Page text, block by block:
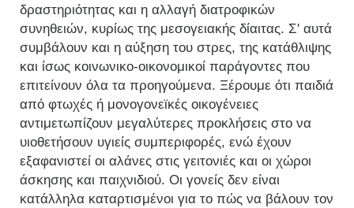
δραστηριότητας και η αλλαγή διατροφικών
συνηθειών, κυρίως της μεσογειακής δίαιτας. Σ' αυτά
συμβάλουν και η αύξηση του στρες, της κατάθλιψης
και ίσως κοινωνικο-οικονομικοί παράγοντες που
επιτείνουν όλα τα προηγούμενα. Ξέρουμε ότι παιδιά
από φτωχές ή μονογονεϊκές οικογένειες
αντιμετωπίζουν μεγαλύτερες προκλήσεις στο να
υιοθετήσουν υγιείς συμπεριφορές, ενώ έχουν
εξαφανιστεί οι αλάνες στις γειτονιές και οι χώροι
άσκησης και παιχνιδιού. Οι γονείς δεν είναι
κατάλληλα καταρτισμένοι για το πώς να βάλουν τον